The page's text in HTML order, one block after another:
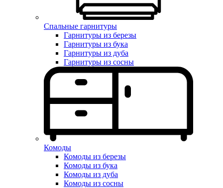
Спальные гарнитуры
Гарнитуры из березы
Гарнитуры из бука
Гарнитуры из дуба
Гарнитуры из сосны
Комоды
Комоды из березы
Комоды из бука
Комоды из дуба
Комоды из сосны